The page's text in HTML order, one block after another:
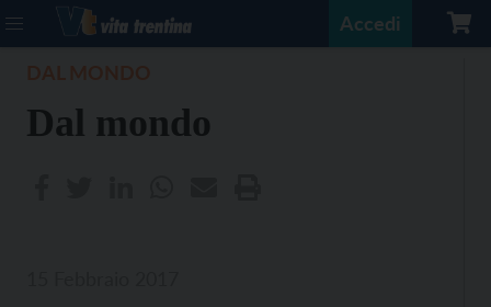
Accedi
Dal mondo